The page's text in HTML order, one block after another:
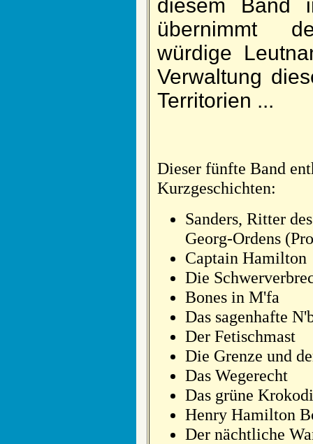
diesem Band
über­nimmt
würdige
Ver­waltung
Ter­ri­torien ...
Dieser fünfte Band
Kurzgeschichten:
Sanders, Ritter
Georg-Ordens
Captain Hamilton
Die
Bones in M'fa
Das sagenhafte
Der Fetischmast
Die Grenze und
Das Wegerecht
Das grüne
Henry Hamilton
Der nächtliche